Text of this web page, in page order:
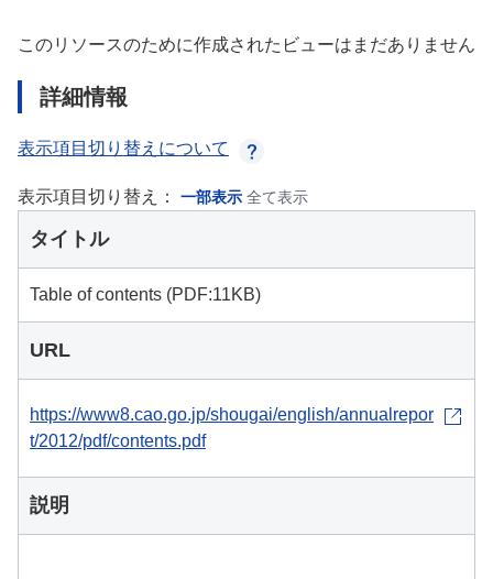
このリソースのために作成されたビューはまだありません
詳細情報
表示項目切り替えについて
表示項目切り替え： 一部表示 全て表示
タイトル
Table of contents (PDF:11KB)
URL
https://www8.cao.go.jp/shougai/english/annualrepor
t/2012/pdf/contents.pdf
説明